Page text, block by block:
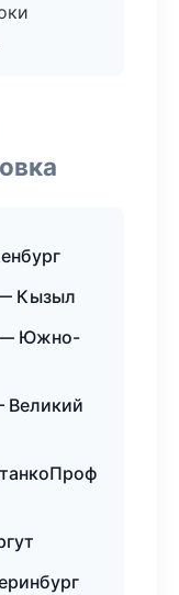
Кызыл
— Южно-